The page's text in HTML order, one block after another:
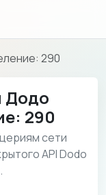
290
Додо
290
сети
API Dodo